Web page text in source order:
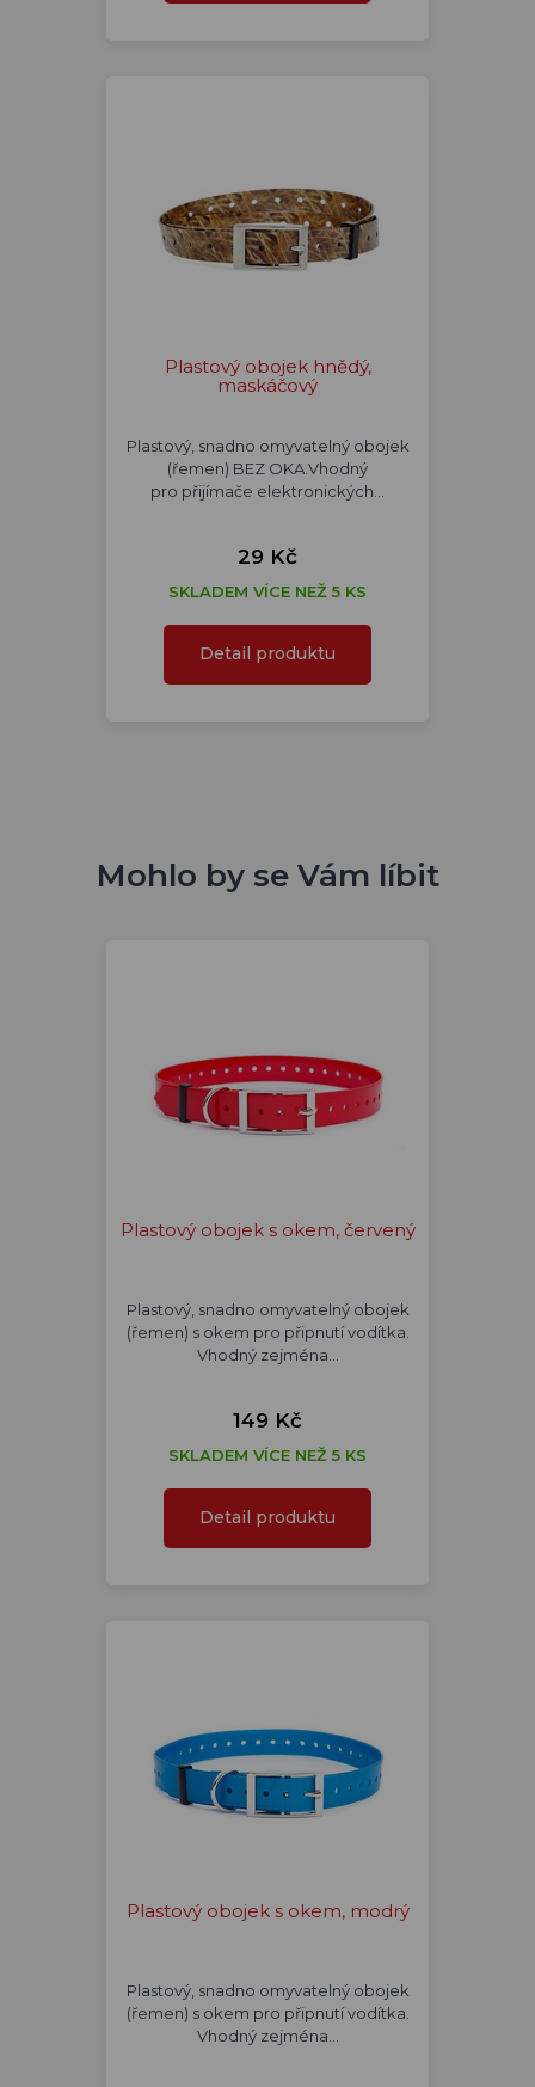
Plastový obojek hnědý,
maskáčový
Plastový, snadno omyvatelný obojek
(řemen) BEZ OKA.Vhodný
pro přijímače elektronických…
29 Kč
SKLADEM VÍCE NEŽ 5 KS
Detail produktu
Mohlo by se Vám líbit
Plastový obojek s okem, červený
Plastový, snadno omyvatelný obojek
(řemen) s okem pro připnutí vodítka.
Vhodný zejména…
149 Kč
SKLADEM VÍCE NEŽ 5 KS
Detail produktu
Plastový obojek s okem, modrý
Plastový, snadno omyvatelný obojek
(řemen) s okem pro připnutí vodítka.
Vhodný zejména…